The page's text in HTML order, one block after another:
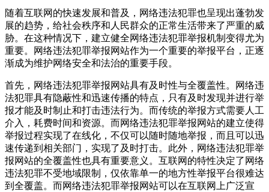
随着互联网的快速发展和普及，网络违法犯罪也呈现出蓬勃发
展的趋势，给社会秩序和人民群众的正常生活带来了严重的威
胁。在这种情况下，建立健全网络违法犯罪举报机制变得尤为
重要。网络违法犯罪举报网站作为一个重要的举报平台，正逐
渐成为维护网络安全和法治的重要手段。
首先，网络违法犯罪举报网站具有及时性与全覆盖性。网络违
法犯罪具有隐蔽性和迅速传播的特点，只有及时发现并进行举
报才能及时制止和打击违法行为。而传统的举报方式需要人工
介入，耗费时间和资源。而网络违法犯罪举报网站的建立使得
举报过程实现了在线化，不仅可以随时随地举报，而且可以迅
速传递到相关部门，实现了及时打击。此外，网络违法犯罪举
报网站的全覆盖性也具有重要意义。互联网的特性决定了网络
违法犯罪不受地域限制，仅依靠单一的地方性举报平台很难达
到全覆盖。而网络违法犯罪举报网站可以在互联网上广泛宣